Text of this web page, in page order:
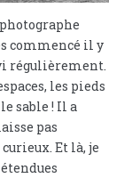
commencé il y
régulièrement.
les pieds
sable ! Il a
pas
Et là, je